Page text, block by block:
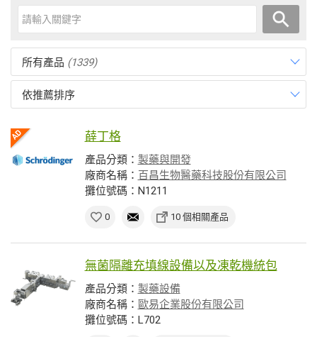
所有產品 (1339)
依推薦排序
薛丁格
產品分類： 製藥與開發
廠商名稱： 百昌生物醫藥科技股份有限公司
攤位號碼：N1211
0 10 個相關產品
無菌隔離充填線設備以及凍乾機統包
產品分類： 製藥設備
廠商名稱： 歐易企業股份有限公司
攤位號碼：L702